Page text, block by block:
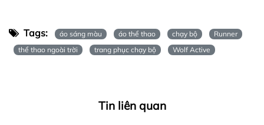
Tags: áo sáng màu áo thể thao chạy bộ
Runner
thể thao ngoài trời
trang phục chạy bộ Wolf Active
Tin liên quan